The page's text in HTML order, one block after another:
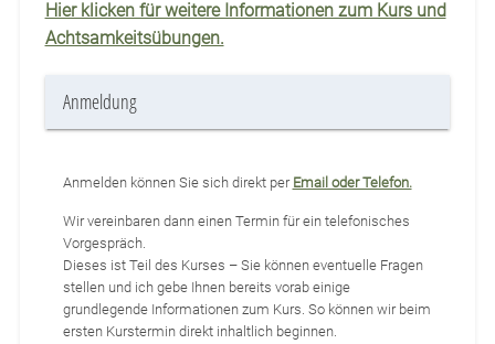
Hier klicken für weitere Informationen zum Kurs und
Achtsamkeitsübungen.
Anmeldung
Anmelden können Sie sich direkt per Email oder Telefon.
Wir vereinbaren dann einen Termin für ein telefonisches
Vorgespräch.
Dieses ist Teil des Kurses – Sie können eventuelle Fragen
stellen und ich gebe Ihnen bereits vorab einige
grundlegende Informationen zum Kurs. So können wir beim
ersten Kurstermin direkt inhaltlich beginnen.